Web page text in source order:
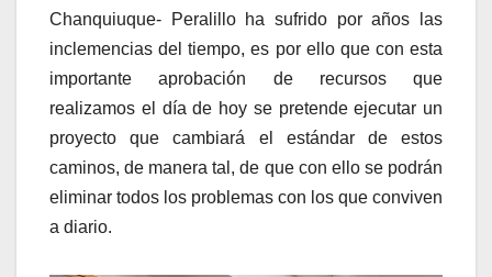
Chanquiuque- Peralillo ha sufrido por años las
inclemencias del tiempo, es por ello que con esta
importante aprobación de recursos que
realizamos el día de hoy se pretende ejecutar un
proyecto que cambiará el estándar de estos
caminos, de manera tal, de que con ello se podrán
eliminar todos los problemas con los que conviven
a diario.